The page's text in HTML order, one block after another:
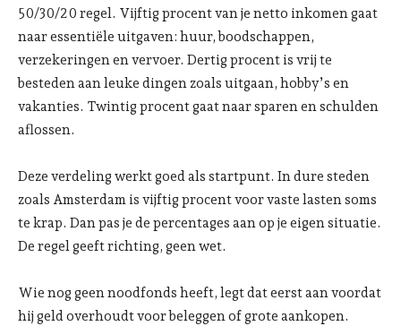
50/30/20 regel. Vijftig procent van je netto inkomen gaat
naar essentiële uitgaven: huur, boodschappen,
verzekeringen en vervoer. Dertig procent is vrij te
besteden aan leuke dingen zoals uitgaan, hobby’s en
vakanties. Twintig procent gaat naar sparen en schulden
aflossen.
Deze verdeling werkt goed als startpunt. In dure steden
zoals Amsterdam is vijftig procent voor vaste lasten soms
te krap. Dan pas je de percentages aan op je eigen situatie.
De regel geeft richting, geen wet.
Wie nog geen noodfonds heeft, legt dat eerst aan voordat
hij geld overhoudt voor beleggen of grote aankopen.